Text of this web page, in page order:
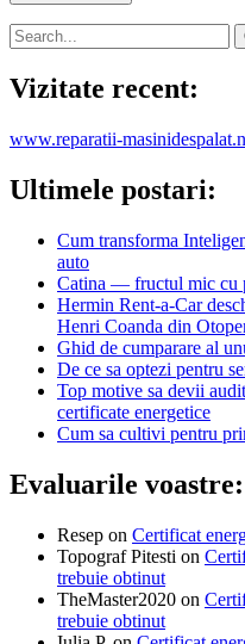
Primary
Sidebar
Search
for:
Vizitate recent:
www.reparatii-
Ultimele postari:
Cum transforma
auto
Catina — fructul mic cu
Hermin Rent-a-Car
Henri Coanda din
Ghid de cumparare al
De ce sa optezi pentru
Top motive sa devii
certificate energetice
Cum sa cultivi pentru
Evaluarile voastre:
Resep on Certificat
Topograf Pitesti on
trebuie obtinut
TheMaster2020 on
trebuie obtinut